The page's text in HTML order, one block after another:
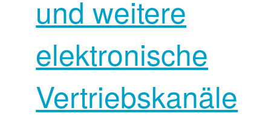
und weitere
elektronische
Vertriebskanäle